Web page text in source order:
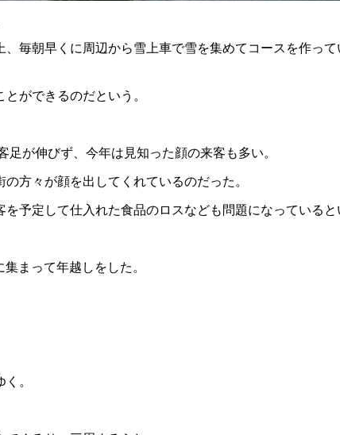
毎朝早くに周辺から雪上車で雪を集めてコースを作って
ができるのだという。
が伸びず、今年は見知った顔の来客も多い。
方々が顔を出してくれているのだった。
予定して仕入れた食品のロスなども問題になっていると
まって年越しをした。
。